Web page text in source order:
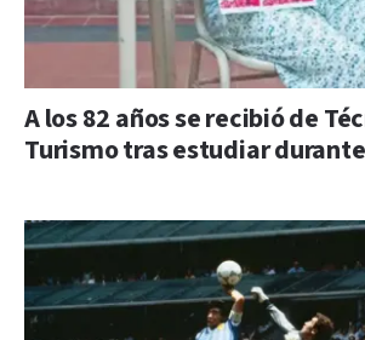
A los 82 años se recibió de
Turismo tras estudiar